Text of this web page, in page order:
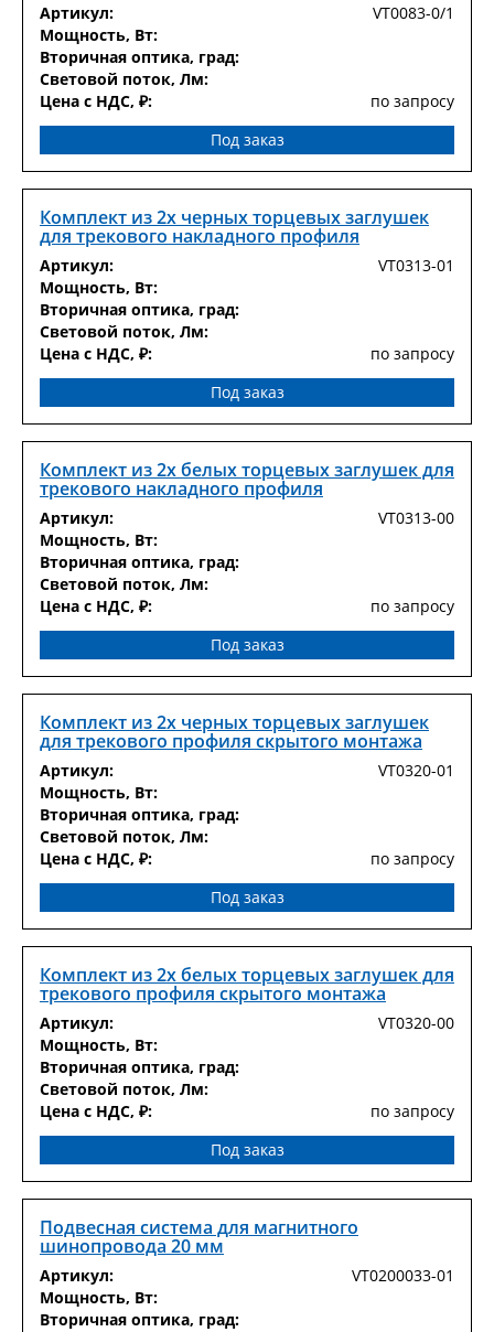
Артикул:
VT0083-0/1
Мощность, Вт:
Вторичная оптика, град:
Световой поток, Лм:
Цена с НДС, ₽:
по запросу
Под заказ
Комплект из 2х черных торцевых заглушек
для трекового накладного профиля
Артикул:
VT0313-01
Мощность, Вт:
Вторичная оптика, град:
Световой поток, Лм:
Цена с НДС, ₽:
по запросу
Под заказ
Комплект из 2х белых торцевых заглушек для
трекового накладного профиля
Артикул:
VT0313-00
Мощность, Вт:
Вторичная оптика, град:
Световой поток, Лм:
Цена с НДС, ₽:
по запросу
Под заказ
Комплект из 2х черных торцевых заглушек
для трекового профиля скрытого монтажа
Артикул:
VT0320-01
Мощность, Вт:
Вторичная оптика, град:
Световой поток, Лм:
Цена с НДС, ₽:
по запросу
Под заказ
Комплект из 2х белых торцевых заглушек для
трекового профиля скрытого монтажа
Артикул:
VT0320-00
Мощность, Вт:
Вторичная оптика, град:
Световой поток, Лм:
Цена с НДС, ₽:
по запросу
Под заказ
Подвесная система для магнитного
шинопровода 20 мм
Артикул:
VT0200033-01
Мощность, Вт:
Вторичная оптика, град: